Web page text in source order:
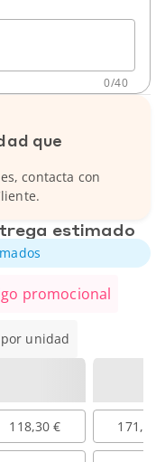
0/40
que
contacta con
estimado
promocional
unidad
118,30 € 171,90